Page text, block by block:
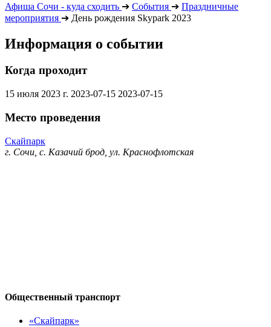
Афиша Сочи - куда сходить ➔ События ➔ Праздничные
мероприятия ➔ День рождения Skypark 2023
Информация о событии
Когда проходит
15 июля 2023 г. 2023-07-15 2023-07-15
Место проведения
Скайпарк
г. Сочи, с. Казачий брод, ул. Краснофлотская
Общественный транспорт
«Скайпарк»